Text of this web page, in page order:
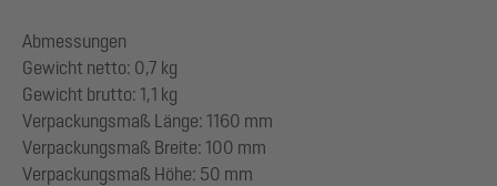
Abmessungen
Gewicht netto: 0,7 kg
Gewicht brutto: 1,1 kg
Verpackungsmaß Länge: 1160 mm
Verpackungsmaß Breite: 100 mm
Verpackungsmaß Höhe: 50 mm